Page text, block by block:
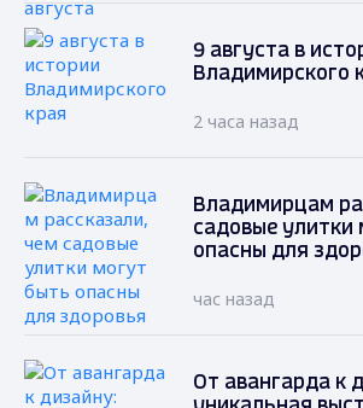
9 августа в
Владимирского
2 часа назад
Владимирцам
садовые улитки
опасны для
час назад
От авангарда к